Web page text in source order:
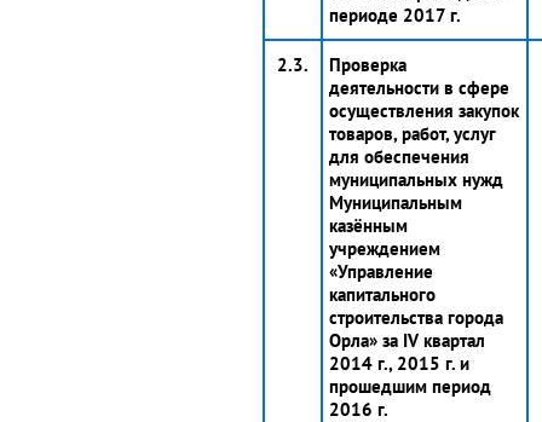
периоде 2017 г.
2.3.
Проверка
деятельности в сфере
осуществления закупок
товаров, работ, услуг
для обеспечения
муниципальных нужд
Муниципальным
казённым
учреждением
«Управление
капитального
строительства города
Орла» за IV квартал
2014 г., 2015 г. и
прошедшим период
2016 г.